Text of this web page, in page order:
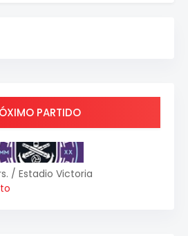
PARTIDO
/ Estadio Victoria